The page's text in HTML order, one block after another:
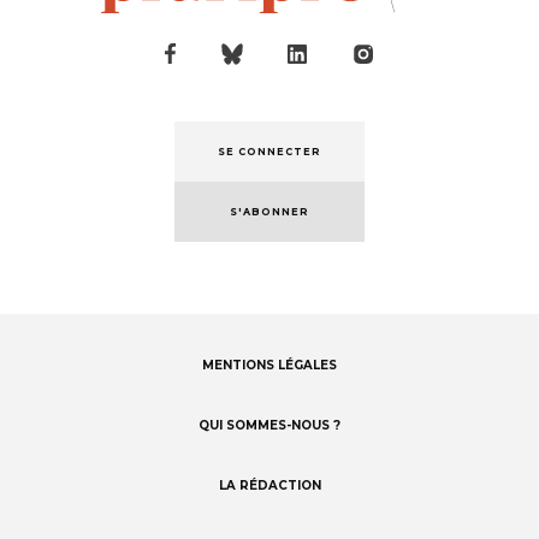
SE CONNECTER
S'ABONNER
MENTIONS LÉGALES
QUI SOMMES-NOUS ?
LA RÉDACTION